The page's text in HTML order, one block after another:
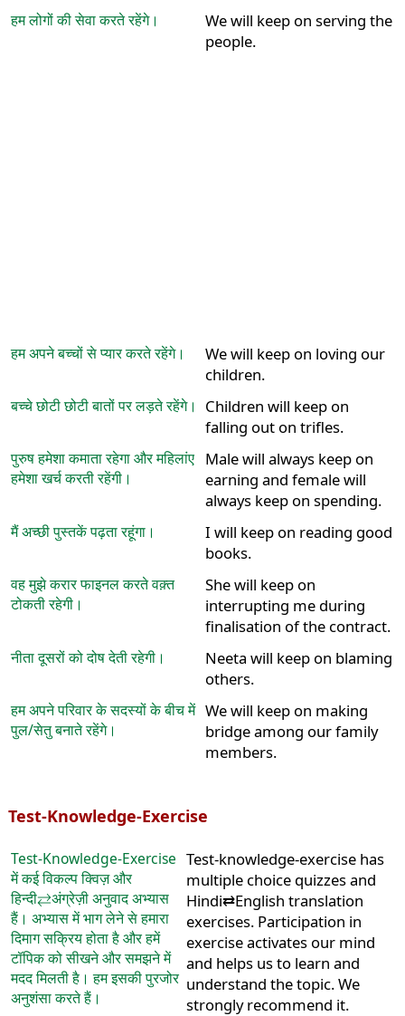
हम लोगों की सेवा करते रहेंगे।
We will keep on serving the
people.
हम अपने बच्चों से प्यार करते रहेंगे।
We will keep on loving our
children.
बच्चे छोटी छोटी बातों पर लड़ते रहेंगे।
Children will keep on
falling out on trifles.
पुरुष हमेशा कमाता रहेगा और महिलांए
हमेशा खर्च करती रहेंगी।
Male will always keep on
earning and female will
always keep on spending.
मैं अच्छी पुस्तकें पढ़ता रहूंगा।
I will keep on reading good
books.
वह मुझे करार फाइनल करते वक़्त
टोकती रहेगी।
She will keep on
interrupting me during
finalisation of the contract.
नीता दूसरों को दोष देती रहेगी।
Neeta will keep on blaming
others.
हम अपने परिवार के सदस्यों के बीच में
पुल/सेतु बनाते रहेंगे।
We will keep on making
bridge among our family
members.
Test-Knowledge-Exercise
Test-Knowledge-Exercise
में कई विकल्प क्विज़ और
हिन्दी⇄अंग्रेज़ी अनुवाद अभ्यास
हैं। अभ्यास में भाग लेने से हमारा
दिमाग सक्रिय होता है और हमें
टॉपिक को सीखने और समझने में
मदद मिलती है। हम इसकी पुरजोर
अनुशंसा करते हैं।
Test-knowledge-exercise has
multiple choice quizzes and
Hindi⇄English translation
exercises. Participation in
exercise activates our mind
and helps us to learn and
understand the topic. We
strongly recommend it.